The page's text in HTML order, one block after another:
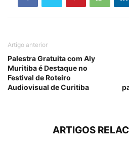
Artigo anterior
Palestra Gratuita com Aly
Muritiba é Destaque no
Festival de Roteiro
Audiovisual de Curitiba
ARTIGOS